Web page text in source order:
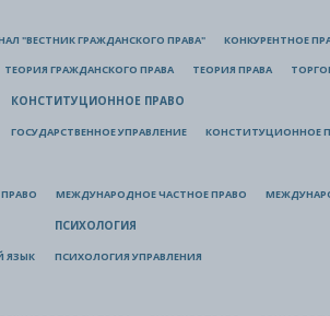
"ВЕСТНИК ГРАЖДАНСКОГО ПРАВА" КОНКУРЕНТНОЕ
ТЕОРИЯ ГРАЖДАНСКОГО ПРАВА ТЕОРИЯ ПРАВА
КОНСТИТУЦИОННОЕ ПРАВО
ГОСУДАРСТВЕННОЕ УПРАВЛЕНИЕ КОНСТИТУЦИОННОЕ
МЕЖДУНАРОДНОЕ ЧАСТНОЕ ПРАВО
ЯЗЫК
ПСИХОЛОГИЯ
ПСИХОЛОГИЯ УПРАВЛЕНИЯ